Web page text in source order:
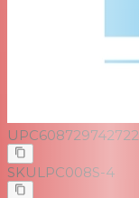
UPC608729742722
SKU LPC008S-4